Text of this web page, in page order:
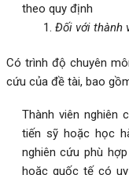
theo quy định
Đối với thành
Có trình độ chuyên
cứu của đề tài, bao
Thành viên nghiên
tiến sỹ hoặc học
nghiên cứu phù
hoặc quốc tế có